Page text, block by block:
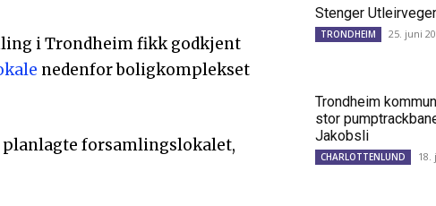
i Trondheim fikk godkjent
nedenfor boligkomplekset
planlagte forsamlingslokalet,
Stenger
TRONDHEIM 25. juni
Trondheim
stor
Jakobsli
CHARLOTTENLUND 18.